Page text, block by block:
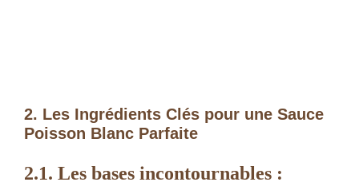
2. Les Ingrédients Clés pour une Sauce
Poisson Blanc Parfaite
2.1. Les bases incontournables :